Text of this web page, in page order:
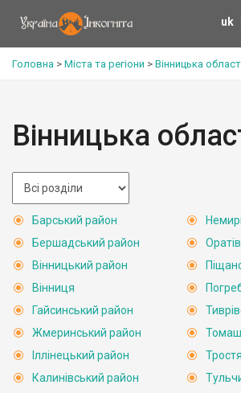
uk
Головна > Міста та регіони > Вінницька
Вінницька
Барський район
Бершадський район
Вінницький район
Вінниця
Гайсинський район
Жмеринський район
Іллінецький район
Калинівський район